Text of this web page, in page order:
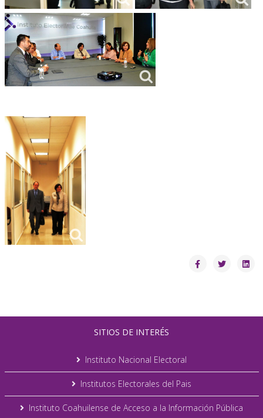
SITIOS DE INTERÉS
Instituto Nacional Electoral
Institutos Electorales del Pais
Instituto Coahuilense de Acceso a la Información Pública